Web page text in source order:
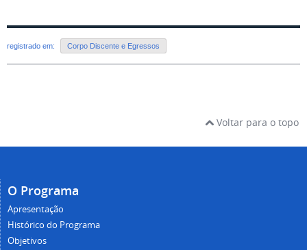
registrado em: Corpo Discente e Egressos
Voltar para o topo
O Programa
Apresentação
Histórico do Programa
Objetivos